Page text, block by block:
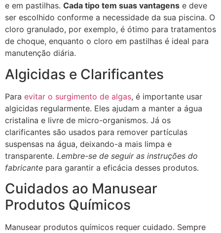
e em pastilhas. Cada tipo tem suas vantagens e deve
ser escolhido conforme a necessidade da sua piscina. O
cloro granulado, por exemplo, é ótimo para tratamentos
de choque, enquanto o cloro em pastilhas é ideal para
manutenção diária.
Algicidas e Clarificantes
Para evitar o surgimento de algas, é importante usar
algicidas regularmente. Eles ajudam a manter a água
cristalina e livre de micro-organismos. Já os
clarificantes são usados para remover partículas
suspensas na água, deixando-a mais limpa e
transparente. Lembre-se de seguir as instruções do
fabricante para garantir a eficácia desses produtos.
Cuidados ao Manusear
Produtos Químicos
Manusear produtos químicos requer cuidado. Sempre